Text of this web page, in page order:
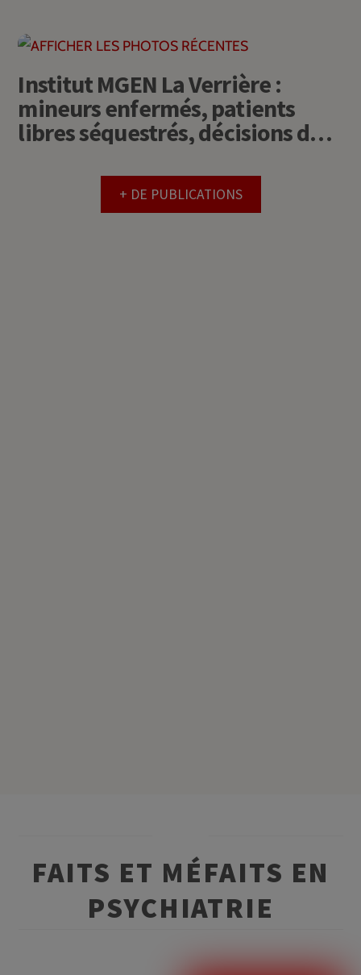
Institut MGEN La Verrière :
mineurs enfermés, patients
libres séquestrés, décisions de
+ DE PUBLICATIONS
FAITS ET MÉFAITS EN
PSYCHIATRIE